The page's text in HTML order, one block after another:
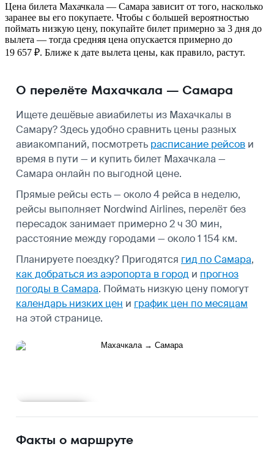
Цена билета Махачкала — Самара зависит от того, насколько
заранее вы его покупаете. Чтобы с большей вероятностью
поймать низкую цену, покупайте билет примерно за 3 дня до
вылета — тогда средняя цена опускается примерно до
19 657 ₽. Ближе к дате вылета цены, как правило, растут.
О перелёте Махачкала — Самара
Ищете дешёвые авиабилеты из Махачкалы в
Самару? Здесь удобно сравнить цены разных
авиакомпаний, посмотреть расписание рейсов и
время в пути — и купить билет Махачкала —
Самара онлайн по выгодной цене.
Прямые рейсы есть — около 4 рейса в неделю,
рейсы выполняет Nordwind Airlines, перелёт без
пересадок занимает примерно 2 ч 30 мин,
расстояние между городами — около 1 154 км.
Планируете поездку? Пригодятся гид по Самара,
как добраться из аэропорта в город и прогноз
погоды в Самара. Поймать низкую цену помогут
календарь низких цен и график цен по месяцам
на этой странице.
Факты о маршруте